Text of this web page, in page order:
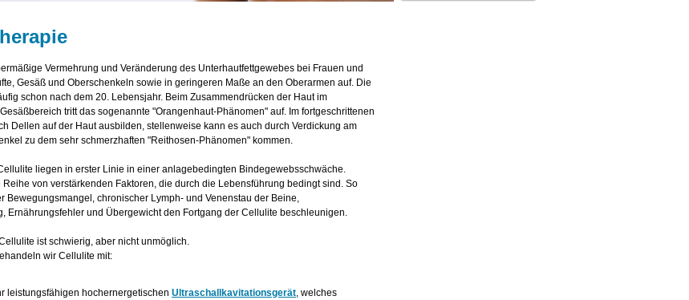
Vermehrung und Veränderung des Unterhautfettgewebes bei Frauen und
Gesäß und Oberschenkeln sowie in geringeren Maße an den Oberarmen auf. Die
schon nach dem 20. Lebensjahr. Beim Zusammendrücken der Haut im
tritt das sogenannte "Orangenhaut-Phänomen" auf. Im fortgeschrittenen
Dellen auf der Haut ausbilden, stellenweise kann es auch durch Verdickung am
zu dem sehr schmerzhaften "Reithosen-Phänomen" kommen.
liegen in erster Linie in einer anlagebedingten Bindegewebsschwäche.
Reihe von verstärkenden Faktoren, die durch die Lebensführung bedingt sind. So
Bewegungsmangel, chronischer Lymph- und Venenstau der Beine,
Ernährungsfehler und Übergewicht den Fortgang der Cellulite beschleunigen.
ist schwierig, aber nicht unmöglich.
wir Cellulite mit:
leistungsfähigen hochernergetischen Ultraschallkavitationsgerät, welches